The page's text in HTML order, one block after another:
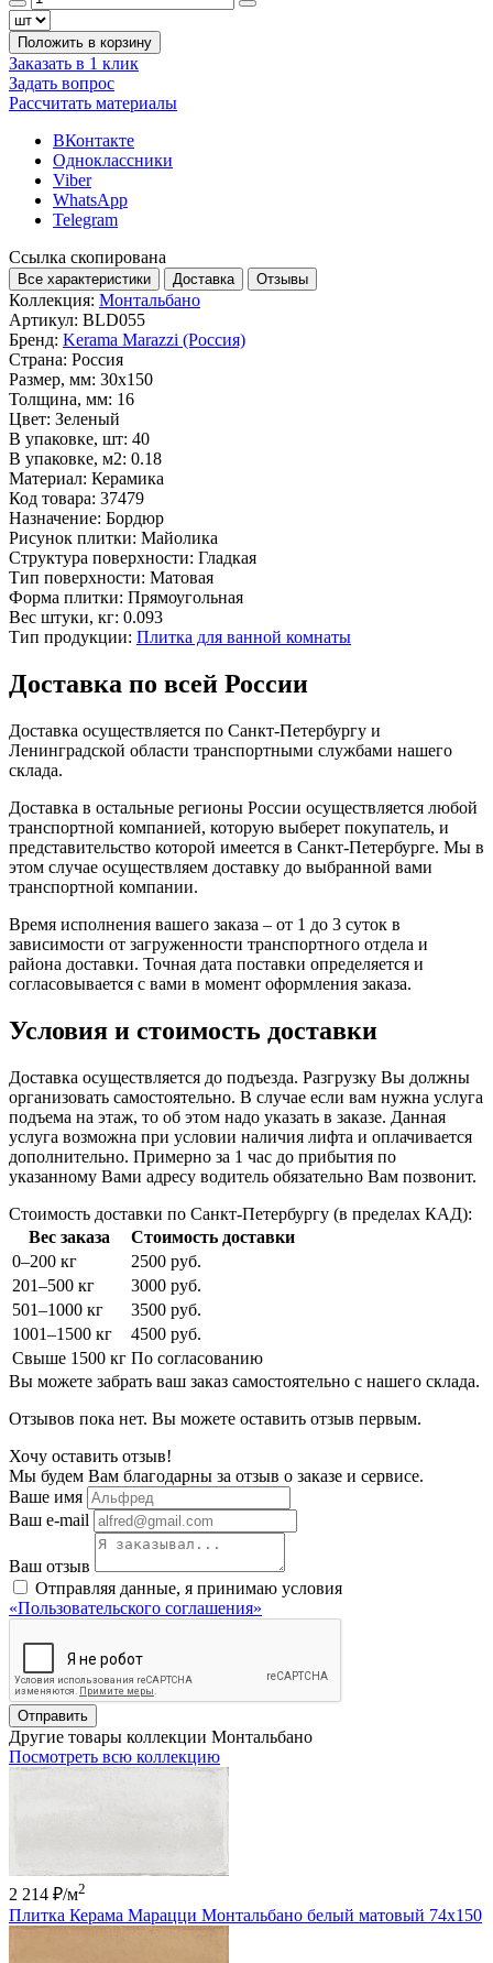
Положить в корзину
Заказать в 1 клик
Задать вопрос
Рассчитать материалы
ВКонтакте
Одноклассники
Viber
WhatsApp
Telegram
Ссылка скопирована
Все характеристики Доставка Отзывы
Коллекция: Монтальбано
Артикул: BLD055
Бренд: Kerama Marazzi (Россия)
Страна: Россия
Размер, мм: 30x150
Толщина, мм: 16
Цвет: Зеленый
В упаковке, шт: 40
В упаковке, м2: 0.18
Материал: Керамика
Код товара: 37479
Назначение: Бордюр
Рисунок плитки: Майолика
Структура поверхности: Гладкая
Тип поверхности: Матовая
Форма плитки: Прямоугольная
Вес штуки, кг: 0.093
Тип продукции: Плитка для ванной комнаты
Доставка по всей России
Доставка осуществляется по Санкт-Петербургу и
Ленинградской области транспортными службами нашего
склада.
Доставка в остальные регионы России осуществляется любой
транспортной компанией, которую выберет покупатель, и
представительство которой имеется в Санкт-Петербурге. Мы в
этом случае осуществляем доставку до выбранной вами
транспортной компании.
Время исполнения вашего заказа – от 1 до 3 суток в
зависимости от загруженности транспортного отдела и
района доставки. Точная дата поставки определяется и
согласовывается с вами в момент оформления заказа.
Условия и стоимость доставки
Доставка осуществляется до подъезда. Разгрузку Вы должны
организовать самостоятельно. В случае если вам нужна услуга
подъема на этаж, то об этом надо указать в заказе. Данная
услуга возможна при условии наличия лифта и оплачивается
дополнительно. Примерно за 1 час до прибытия по
указанному Вами адресу водитель обязательно Вам позвонит.
Стоимость доставки по Санкт-Петербургу (в пределах КАД):
Вес заказа
Стоимость доставки
0–200 кг
2500 руб.
201–500 кг
3000 руб.
501–1000 кг
3500 руб.
1001–1500 кг
4500 руб.
Свыше 1500 кг По согласованию
Вы можете забрать ваш заказ самостоятельно с нашего склада.
Отзывов пока нет. Вы можете оставить отзыв первым.
Хочу оставить отзыв!
Мы будем Вам благодарны за отзыв о заказе и сервисе.
Ваше имя
Ваш e-mail
Ваш отзыв
Отправляя данные, я принимаю условия
«Пользовательского соглашения»
Отправить
Другие товары коллекции Монтальбано
Посмотреть всю коллекцию
2 214 ₽/м2
Плитка Керама Марацци Монтальбано белый матовый 74x150